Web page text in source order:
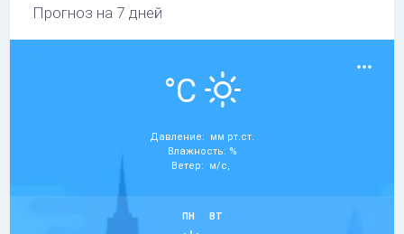
Прогноз на 7 дней
°C
Давление: мм рт.ст.
Влажность: %
Ветер: м/с,
ПН ВТ